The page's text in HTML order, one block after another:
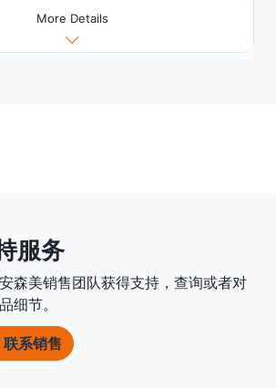
More Details
服务
森美销售团队获得支持，查询或者对
细节。
联系销售